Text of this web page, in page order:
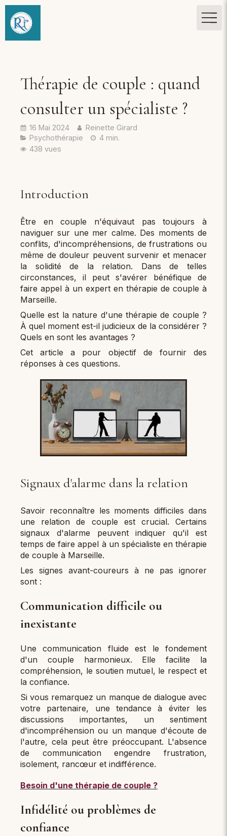
Thérapie de couple : quand
consulter un spécialiste ?
16 Mai 2024
Reinette Girard
Psychothérapie
4 min.
438 vues
Introduction
Être en couple n'équivaut pas toujours à
naviguer sur une mer calme. Des moments de
conflits, d'incompréhensions, de frustrations ou
même de douleur peuvent survenir et menacer
la solidité de la relation. Dans de telles
circonstances, il peut s'avérer bénéfique de
faire appel à un expert en thérapie de couple à
Marseille.
Quelle est la nature d'une thérapie de couple ?
À quel moment est-il judicieux de la considérer ?
Quels en sont les avantages ?
Cet article a pour objectif de fournir des
réponses à ces questions.
Signaux d'alarme dans la relation
Savoir reconnaître les moments difficiles dans
une relation de couple est crucial. Certains
signaux d'alarme peuvent indiquer qu'il est
temps de faire appel à un spécialiste en thérapie
de couple à Marseille.
Les signes avant-coureurs à ne pas ignorer
sont :
Communication difficile ou
inexistante
Une communication fluide est le fondement
d'un couple harmonieux. Elle facilite la
compréhension, le soutien mutuel, le respect et
la confiance.
Si vous remarquez un manque de dialogue avec
votre partenaire, une tendance à éviter les
discussions importantes, un sentiment
d'incompréhension ou un manque d'écoute de
l'autre, cela peut être préoccupant. L'absence
de communication engendre frustration,
isolement, rancœur et indifférence.
Besoin d'une thérapie de couple ?
Infidélité ou problèmes de
confiance